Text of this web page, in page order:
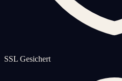
SSL Gesichert